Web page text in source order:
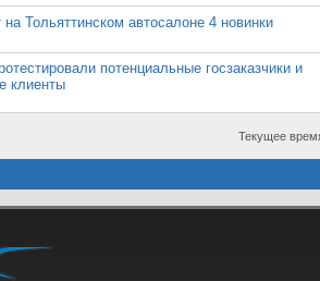
на Тольяттинском автосалоне 4 новинки
потенциальные госзаказчики и
клиенты
Текущее